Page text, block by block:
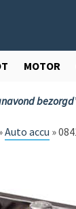
MOTOR
Auto accu »